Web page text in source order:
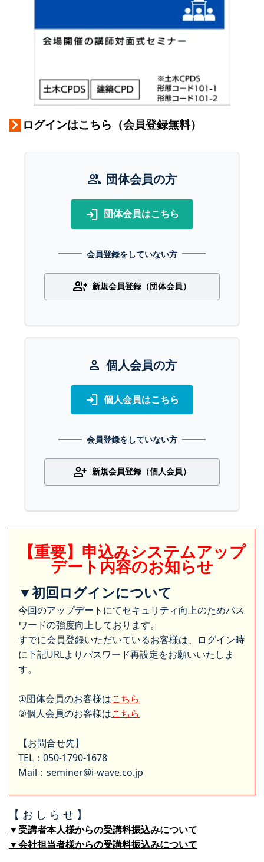
ログインはこちら（会員登録無料）
group 団体会員の方
login 団体会員はこちら
会員登録をしていない方
group_add 新規会員登録（団体会員）
person 個人会員の方
login 個人会員はこちら
会員登録をしていない方
person_add 新規会員登録（個人会員）
【重要】申込みシステムアップ
デート内容のお知らせ
▼初回ログインについて
今回のアップデートにてセキュリティ向上のためパス
ワードの強度向上しております。
すでに会員登録いただいているお客様は、ログイン時
に下記URLよりパスワード再設定をお願いいたしま
す。
①団体会員のお客様はこちら
②個人会員のお客様はこちら
【お問合せ先】
TEL：050-1790-1678
Mail：seminer@i-wave.co.jp
【 お し ら せ 】
▼受講者本人様からの受講料振込みについて
▼会社担当者様からの受講料振込みについて